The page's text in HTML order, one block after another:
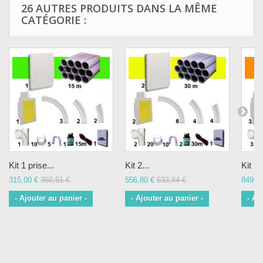
26 AUTRES PRODUITS DANS LA MÊME
CATÉGORIE :
Kit 1 prise...
315,00 € 350,51 €
- Ajouter au panier -
Kit 2...
556,80 € 633,84 €
- Ajouter au panier -
Kit
-